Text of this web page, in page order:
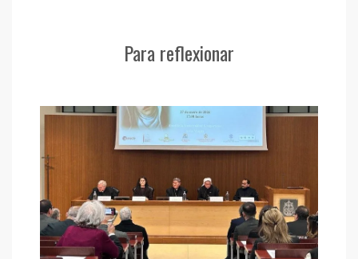
Para reflexionar